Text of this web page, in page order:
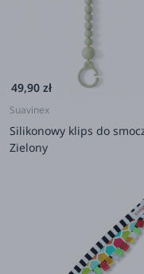
49,90 zł
Suavinex
Silikonowy klips do
Zielony